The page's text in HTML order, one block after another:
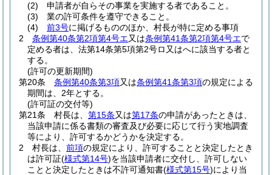
(2)
申請者が自らその事業を実施する者であること。
(3)
業の許可条件を遵守できること。
(4)
前3号に掲げるもののほか、村長が特に定める事項
2
条例第40条第2項第4号エ又は条例第41条第2項第4号エで
定める者は、法第14条第5項第2号ロ又はへに該当する者と
する。
(許可の更新期間)
第20条
条例第40条第3項又は条例第41条第3項の規定による
期間は、2年とする。
(許可証の交付等)
第21条
村長は、 第15条又は第17条の申請があったときは、
当該申請に係る書類の審査及び必要に応じて行う実地調査
等により、許可するかどうかを決定する。
2
村長は、 前項の規定により、許可することと決定したとき
は許可証(様式第14号)を当該申請者に交付し、許可しない
ことと決定したときは不許可通知書(様式第15号)により当